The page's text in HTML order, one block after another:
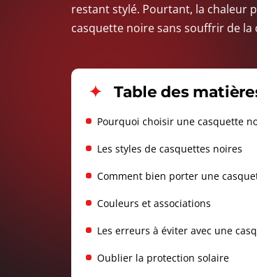
restant stylé. Pourtant, la chaleur
casquette noire sans souffrir de la
Table des
Pourquoi choisir une casquette
Les styles de casquettes noires
Comment bien porter une
Couleurs et associations
Les erreurs à éviter avec une
Oublier la protection solaire